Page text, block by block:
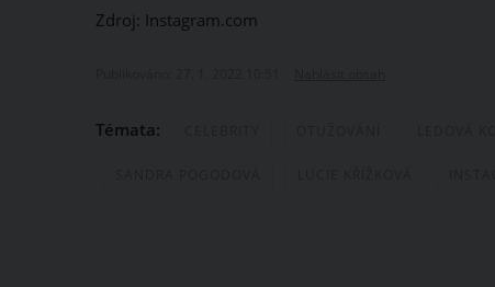
Zdroj: Instagram.com
Témata: